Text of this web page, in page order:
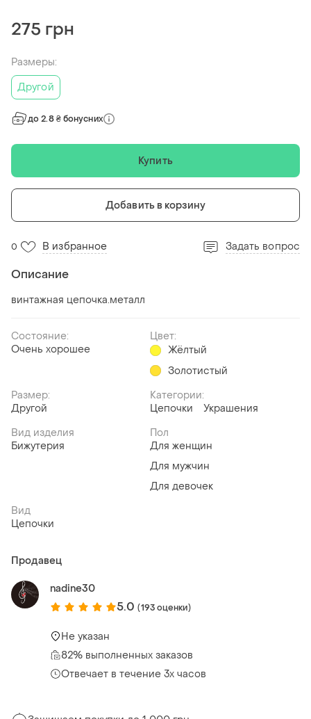
275 грн
Размеры:
Другой
до 2.8 ₴ бонусних
Купить
Добавить в корзину
0 В избранное Задать вопрос
Описание
винтажная цепочка.металл
Состояние:
Очень хорошее
Цвет:
Жёлтый
Золотистый
Размер:
Другой
Категории:
Цепочки
Украшения
Вид изделия
Бижутерия
Пол
Для женщин
Для мужчин
Для девочек
Вид
Цепочки
Продавец
nadine30
5.0 (193 оценки)
Не указан
82% выполненных заказов
Отвечает в течение 3х часов